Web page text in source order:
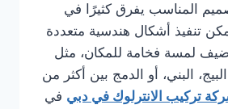
المناسب يفرق كثيرًا في
تنفيذ أشكال هندسية متعددة
لمسة فخامة للمكان، مثل
البني، أو الدمج بين أكثر من
تركيب الانترلوك في دبي في